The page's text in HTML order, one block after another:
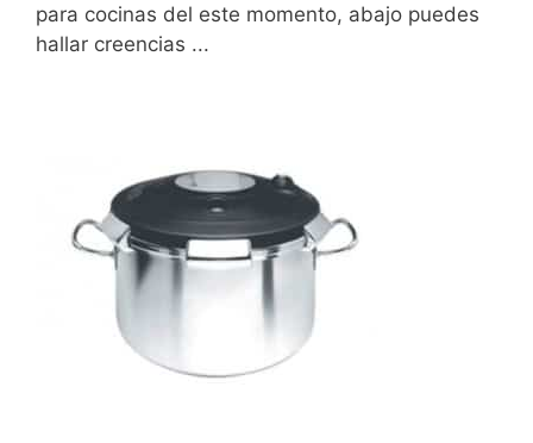
para cocinas del este momento, abajo puedes
hallar creencias ...